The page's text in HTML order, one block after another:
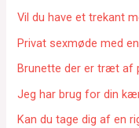
e
r
:
Vil du have et trekant
Privat sexmøde med
Brunette der er træt af
Jeg har brug for din
Kan du tage dig af en